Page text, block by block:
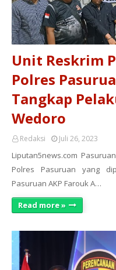
Unit Reskrim
Polres
Tangkap
Wedoro
Redaksi Juli 26, 2023
Liputan5news.com
Polres Pasuruan yang
Pasuruan AKP Farouk A…
Read more »